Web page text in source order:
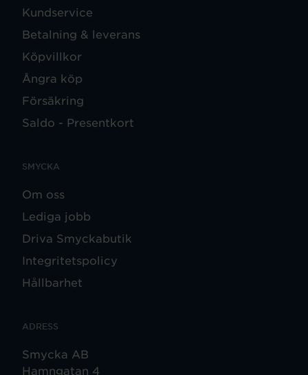
Kundservice
Betalning & leverans
Köpvillkor
Ångra köp
Försäkring
Saldo - Presentkort
SMYCKA
Om oss
Lediga jobb
Driva Smyckabutik
Integritetspolicy
Hållbarhet
ADRESS
Smycka AB
Hamngatan 4